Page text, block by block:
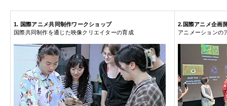
1. 国際アニメ共同制作ワークショップ
国際共同制作を通じた映像クリエイターの育成
2.国際アニメ企画
アニメーションの